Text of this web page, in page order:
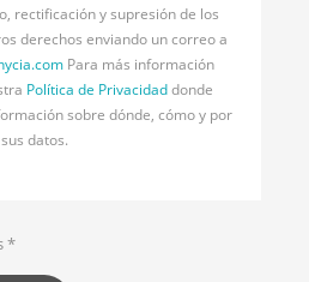
rectificación y supresión de los
derechos enviando un correo a
Para más información
Política de Privacidaddonde
sobre dónde, cómo y por
datos.
*